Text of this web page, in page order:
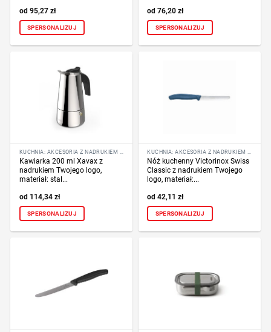
95,27 zł
SPERSONALIZUJ
76,20zł
SPERSONALIZUJ
KUCHNIA: AKCESORIA Z NADRUKIEM LOGO
Kawiarka 200 ml Xavax z
nadrukiem Twojego logo,
materiał: stal...
114,34 zł
SPERSONALIZUJ
KUCHNIA: AKCESORIA Z NADRUKIEM LOGO
Nóż kuchenny Victorinox Swiss
Classic z nadrukiem Twojego
logo, materiał:...
42,11zł
SPERSONALIZUJ